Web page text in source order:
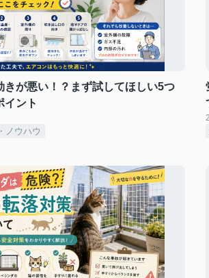
きが悪い！？まず試してほしい5つ
イント
ノウハウ